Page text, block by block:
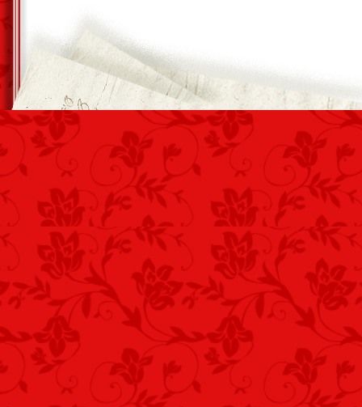
Hol vagy? Nem velem…
*
Az estélileg senki
Sincs velem, lélekőrlő nekem.
Hol vagy? Nem velem…
Az estélileg bájos
Lét, magánynak, nincsen kiróva.
Hol vagy? Nem velem…
Az estélileg újra
Előjött kispad ügyet… élem.
Hol vagy? Nem velem…
*
Az estélileg alvás
Zokogással kezdődik… ez van.
Hol vagy? Nem velem…
Vecsés, 2021. december 9. – Kustra